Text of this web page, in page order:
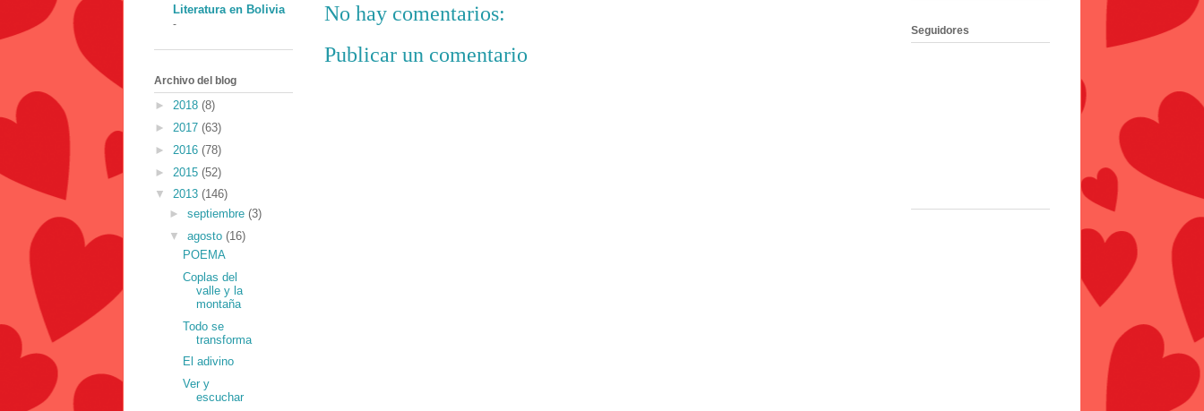
No hay comentarios:
Publicar un comentario
Literatura en Bolivia
-
Archivo del blog
► 2018 (8)
► 2017 (63)
► 2016 (78)
► 2015 (52)
▼ 2013 (146)
► septiembre (3)
▼ agosto (16)
POEMA
Coplas del
valle y la
montaña
Todo se
transforma
El adivino
Ver y
escuchar
Seguidores